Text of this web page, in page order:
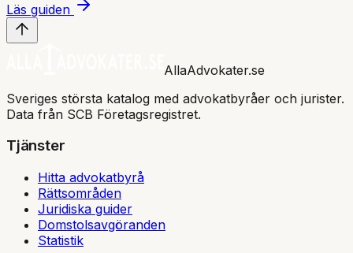
Läs guiden
AllaAdvokater.se
Sveriges största katalog med advokatbyråer och jurister.
Data från SCB Företagsregistret.
Tjänster
Hitta advokatbyrå
Rättsområden
Juridiska guider
Domstolsavgöranden
Statistik